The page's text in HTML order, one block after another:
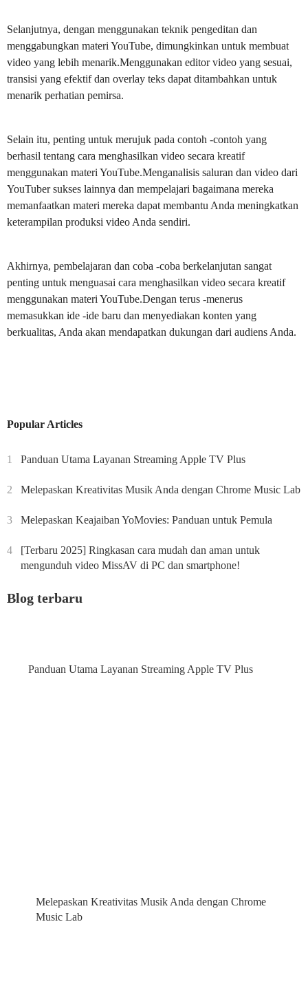
Selanjutnya, dengan menggunakan teknik pengeditan dan
menggabungkan materi YouTube, dimungkinkan untuk membuat
video yang lebih menarik.Menggunakan editor video yang sesuai,
transisi yang efektif dan overlay teks dapat ditambahkan untuk
menarik perhatian pemirsa.
Selain itu, penting untuk merujuk pada contoh -contoh yang
berhasil tentang cara menghasilkan video secara kreatif
menggunakan materi YouTube.Menganalisis saluran dan video dari
YouTuber sukses lainnya dan mempelajari bagaimana mereka
memanfaatkan materi mereka dapat membantu Anda meningkatkan
keterampilan produksi video Anda sendiri.
Akhirnya, pembelajaran dan coba -coba berkelanjutan sangat
penting untuk menguasai cara menghasilkan video secara kreatif
menggunakan materi YouTube.Dengan terus -menerus
memasukkan ide -ide baru dan menyediakan konten yang
berkualitas, Anda akan mendapatkan dukungan dari audiens Anda.
Popular Articles
1 Panduan Utama Layanan Streaming Apple TV Plus
2 Melepaskan Kreativitas Musik Anda dengan Chrome Music Lab
3 Melepaskan Keajaiban YoMovies: Panduan untuk Pemula
4
[Terbaru 2025] Ringkasan cara mudah dan aman untuk
mengunduh video MissAV di PC dan smartphone!
Blog terbaru
Panduan Utama Layanan Streaming Apple TV Plus
Melepaskan Kreativitas Musik Anda dengan Chrome
Music Lab